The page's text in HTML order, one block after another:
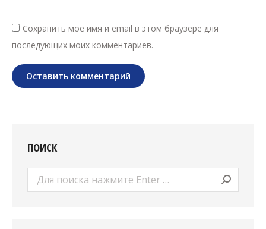
Сохранить моё имя и email в этом браузере для
последующих моих комментариев.
Оставить комментарий
ПОИСК
Поиск: